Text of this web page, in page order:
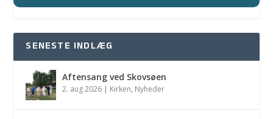
SENESTE INDLÆG
Aftensang ved Skovsøen
2. aug 2026 | Kirken, Nyheder